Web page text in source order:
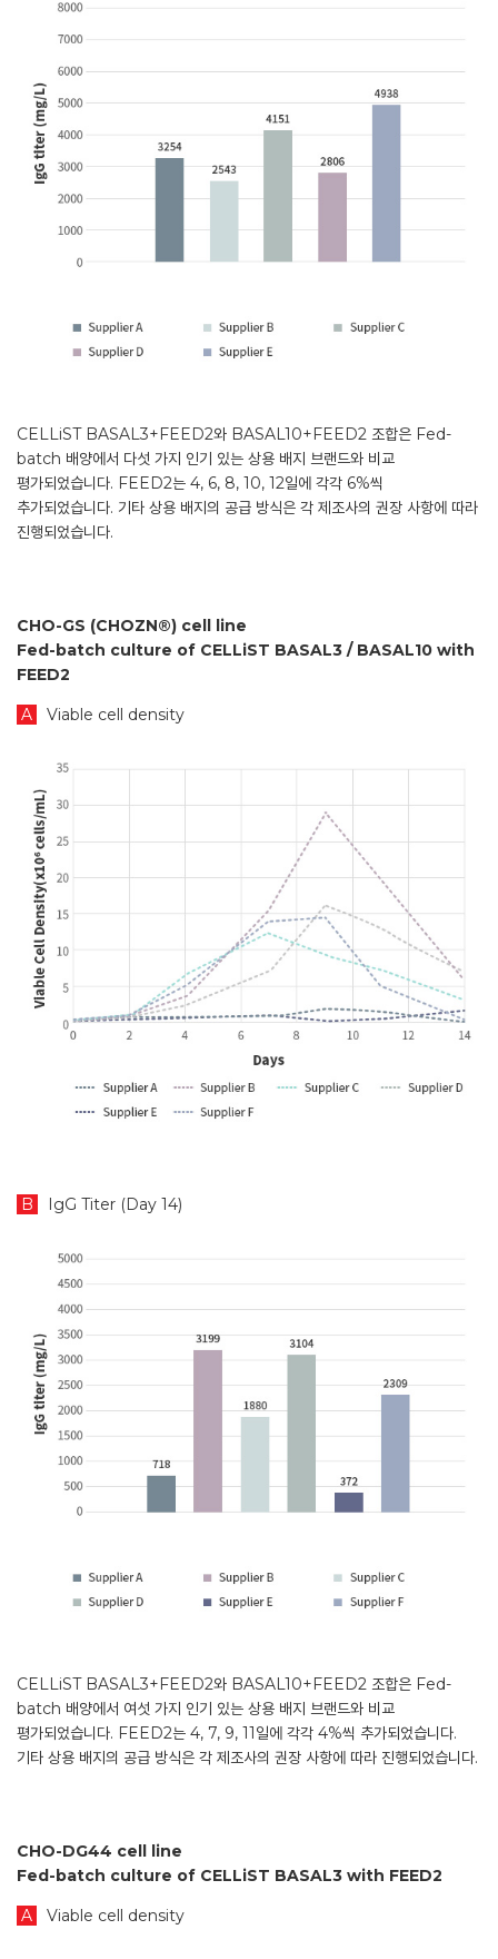
CELLiST BASAL3+FEED2와 BASAL10+FEED2 조합은 Fed-
batch 배양에서 다섯 가지 인기 있는 상용 배지 브랜드와 비교
평가되었습니다. FEED2는 4, 6, 8, 10, 12일에 각각 6%씩
추가되었습니다. 기타 상용 배지의 공급 방식은 각 제조사의 권장 사항에 따라
진행되었습니다.
CHO-GS (CHOZN®) cell line
Fed-batch culture of CELLiST BASAL3 / BASAL10 with
FEED2
A
Viable cell density
B IgG Titer (Day 14)
CELLiST BASAL3+FEED2와 BASAL10+FEED2 조합은 Fed-
batch 배양에서 여섯 가지 인기 있는 상용 배지 브랜드와 비교
평가되었습니다. FEED2는 4, 7, 9, 11일에 각각 4%씩 추가되었습니다.
기타 상용 배지의 공급 방식은 각 제조사의 권장 사항에 따라 진행되었습니다.
CHO-DG44 cell line
Fed-batch culture of CELLiST BASAL3 with FEED2
A
Viable cell density